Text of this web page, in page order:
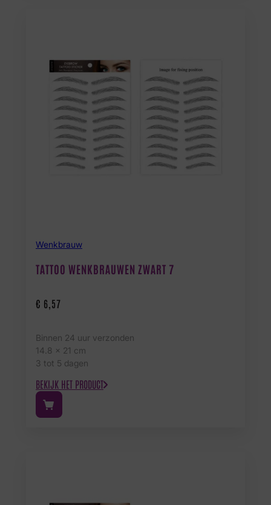
Wenkbrauw
TATTOO WENKBRAUWEN ZWART 7
€ 6,57
Binnen 24 uur verzonden
14.8 x 21 cm
3 tot 5 dagen
BEKIJK HET PRODUCT